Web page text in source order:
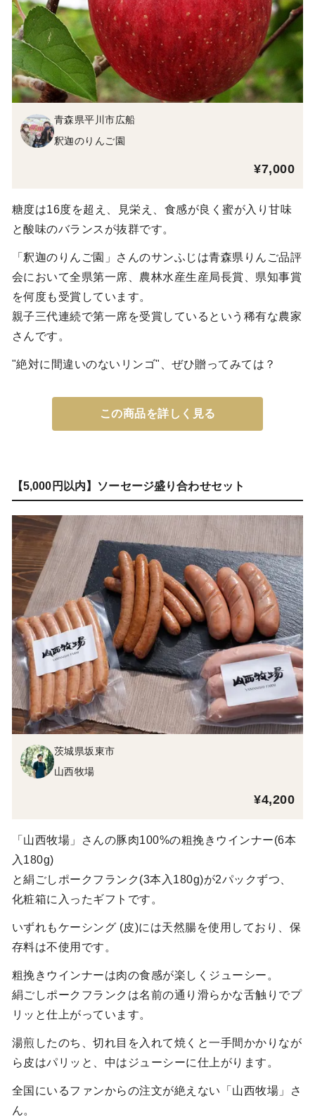
青森県平川市広船
釈迦のりんご園
¥7,000
糖度は16度を超え、見栄え、食感が良く蜜が入り甘味
と酸味のバランスが抜群です。
「釈迦のりんご園」さんのサンふじは青森県りんご品評
会において全県第一席、農林水産生産局長賞、県知事賞
を何度も受賞しています。
親子三代連続で第一席を受賞しているという稀有な農家
さんです。
"絶対に間違いのないリンゴ"、ぜひ贈ってみては？
この商品を詳しく見る
【5,000円以内】ソーセージ盛り合わせセット
茨城県坂東市
山西牧場
¥4,200
「山西牧場」さんの豚肉100%の粗挽きウインナー(6本
入180g)
と絹ごしポークフランク(3本入180g)が2パックずつ、
化粧箱に入ったギフトです。
いずれもケーシング (皮)には天然腸を使用しており、保
存料は不使用です。
粗挽きウインナーは肉の食感が楽しくジューシー。
絹ごしポークフランクは名前の通り滑らかな舌触りでプ
リッと仕上がっています。
湯煎したのち、切れ目を入れて焼くと一手間かかりなが
ら皮はパリッと、中はジューシーに仕上がります。
全国にいるファンからの注文が絶えない「山西牧場」さ
ん。